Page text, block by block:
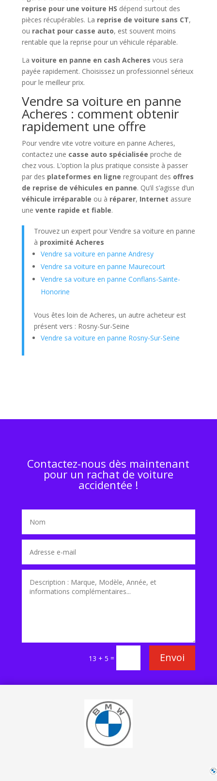
reprise pour une voiture HS dépend surtout des
pièces récupérables. La reprise de voiture sans CT,
ou rachat pour casse auto, est souvent moins
rentable que la reprise pour un véhicule réparable.
La voiture en panne en cash Acheres vous sera
payée rapidement. Choisissez un professionnel sérieux
pour le meilleur prix.
Vendre sa voiture en panne
Acheres : comment obtenir
rapidement une offre
Pour vendre vite votre voiture en panne Acheres,
contactez une casse auto spécialisée proche de
chez vous. L’option la plus pratique consiste à passer
par des plateformes en ligne regroupant des offres
de reprise de véhicules en panne. Qu’il s’agisse d’un
véhicule irréparable ou à réparer, Internet assure
une vente rapide et fiable.
Trouvez un expert pour Vendre sa voiture en panne
à proximité Acheres
Vendre sa voiture en panne Andresy
Vendre sa voiture en panne Maurecourt
Vendre sa voiture en panne Conflans-Sainte-
Honorine
Vous êtes loin de Acheres, un autre acheteur est
présent vers : Rosny-Sur-Seine
Vendre sa voiture en panne Rosny-Sur-Seine
Contactez-nous dès maintenant
pour un rachat de voiture
accidentée !
13 + 5 = Envoi